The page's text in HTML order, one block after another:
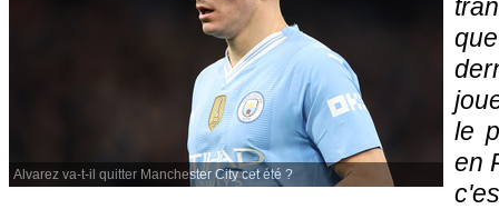
Alvarez va-t-il quitter Manchester City cet été ?
le
en